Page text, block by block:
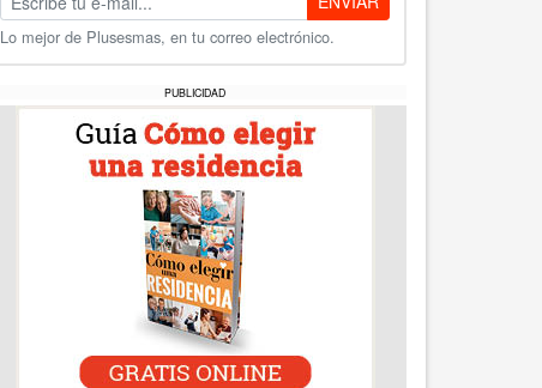
Lo mejor de Plusesmas, en tu correo electrónico.
PUBLICIDAD